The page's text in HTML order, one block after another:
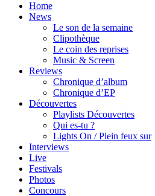
Home
News
Le son de la semaine
Clipothèque
Le coin des reprises
Music & Screen
Reviews
Chronique d’album
Chronique d’EP
Découvertes
Playlists Découvertes
Qui es-tu ?
Lights On / Plein feux sur
Interviews
Live
Festivals
Photos
Concours